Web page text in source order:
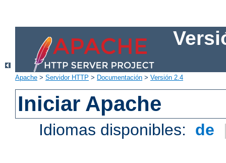
Apache > Servidor HTTP > Documentación > Versión 2.4
Iniciar Apache
Idiomas disponibles: de